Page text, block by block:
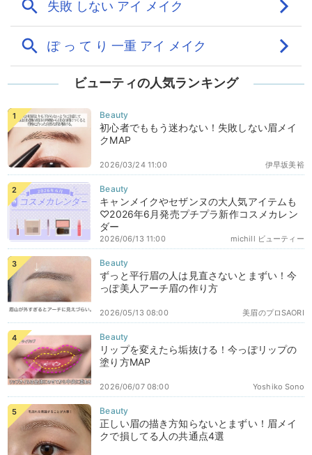
ビューティの人気ランキング
初心者でももう迷わない！失敗しない眉メイ
クMAP
伊早坂美裕
2026/03/24 11:00
キャンメイクやセザンヌの大人気アイテムも
♡2026年6月発売プチプラ新作コスメカレン
ダー
michill ビューティー
2026/06/13 11:00
ずっと平行眉の人は見直さないとまずい！今
っぽ美人アーチ眉の作り方
美眉のプロSAORI
2026/05/13 08:00
リップを変えたら垢抜ける！今っぽリップの
塗り方MAP
Yoshiko Sono
2026/06/07 08:00
正しい眉の描き方知らないとまずい！眉メイ
クで損してる人の共通点4選